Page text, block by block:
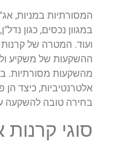
המסורתיות במניות,
במגוון נכסים, כגון
ועוד. המטרה של קרנות
ההשקעות של משקיע
מהשקעות מסורתיות.
אלטרנטיביות, כיצד הן
בחירה טובה להשקעה
סוגי